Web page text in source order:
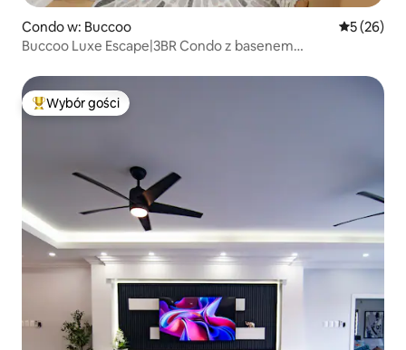
Condo w: Buccoo Średnia
5 (26)
Buccoo Luxe Escape|3BR Condo z basenem
Najpopularniejsze z kategorii Wybór gości
Wybór gości